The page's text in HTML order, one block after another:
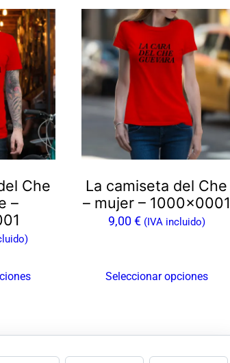
Che
–
La camiseta del Che
– mujer – 1000×0001
9,00€ (IVA incluido)
Seleccionar opciones
producto
tiene
múltiples
variantes.
opciones
se
elegir
en